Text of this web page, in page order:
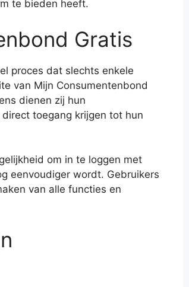
te bieden heeft.
Gratis
proces dat slechts enkele
van Mijn Consumentenbond
dienen zij hun
toegang krijgen tot hun
om in te loggen met
eenvoudiger wordt. Gebruikers
van alle functies en